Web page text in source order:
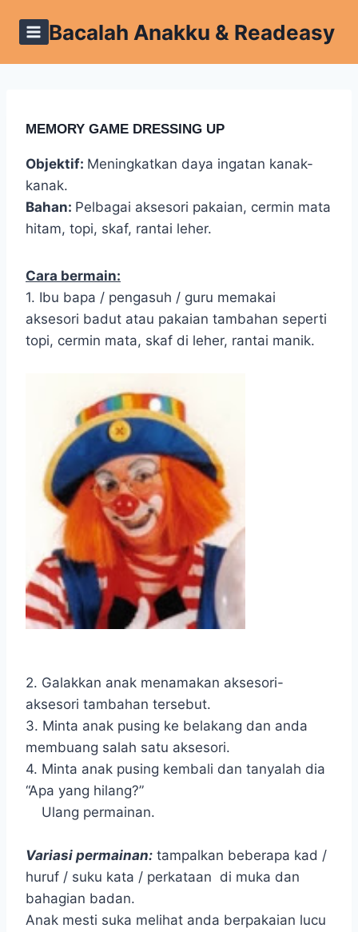
Bacalah Anakku & Readeasy
MEMORY GAME DRESSING UP
Objektif: Meningkatkan daya ingatan kanak-
kanak.
Bahan: Pelbagai aksesori pakaian, cermin mata
hitam, topi, skaf, rantai leher.
Cara bermain:
1. Ibu bapa / pengasuh / guru memakai
aksesori badut atau pakaian tambahan seperti
topi, cermin mata, skaf di leher, rantai manik.
2. Galakkan anak menamakan aksesori-
aksesori tambahan tersebut.
3. Minta anak pusing ke belakang dan anda
membuang salah satu aksesori.
4. Minta anak pusing kembali dan tanyalah dia
“Apa yang hilang?”
Ulang permainan.
Variasi permainan: tampalkan beberapa kad /
huruf / suku kata / perkataan di muka dan
bahagian badan.
Anak mesti suka melihat anda berpakaian lucu